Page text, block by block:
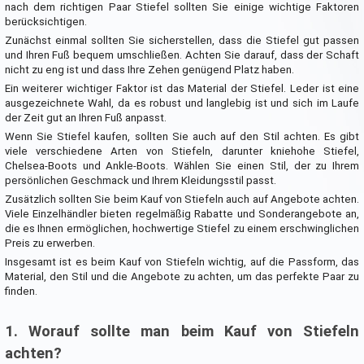
nach dem richtigen Paar Stiefel sollten Sie einige wichtige Faktoren
berücksichtigen.
Zunächst einmal sollten Sie sicherstellen, dass die Stiefel gut passen
und Ihren Fuß bequem umschließen. Achten Sie darauf, dass der Schaft
nicht zu eng ist und dass Ihre Zehen genügend Platz haben.
Ein weiterer wichtiger Faktor ist das Material der Stiefel. Leder ist eine
ausgezeichnete Wahl, da es robust und langlebig ist und sich im Laufe
der Zeit gut an Ihren Fuß anpasst.
Wenn Sie Stiefel kaufen, sollten Sie auch auf den Stil achten. Es gibt
viele verschiedene Arten von Stiefeln, darunter kniehohe Stiefel,
Chelsea-Boots und Ankle-Boots. Wählen Sie einen Stil, der zu Ihrem
persönlichen Geschmack und Ihrem Kleidungsstil passt.
Zusätzlich sollten Sie beim Kauf von Stiefeln auch auf Angebote achten.
Viele Einzelhändler bieten regelmäßig Rabatte und Sonderangebote an,
die es Ihnen ermöglichen, hochwertige Stiefel zu einem erschwinglichen
Preis zu erwerben.
Insgesamt ist es beim Kauf von Stiefeln wichtig, auf die Passform, das
Material, den Stil und die Angebote zu achten, um das perfekte Paar zu
finden.
1. Worauf sollte man beim Kauf von Stiefeln
achten?